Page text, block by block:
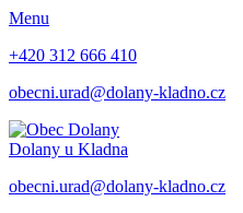
Menu
+420 312 666 410
obecni.urad@dolany-kladno.cz
Dolany u Kladna
obecni.urad@dolany-kladno.cz